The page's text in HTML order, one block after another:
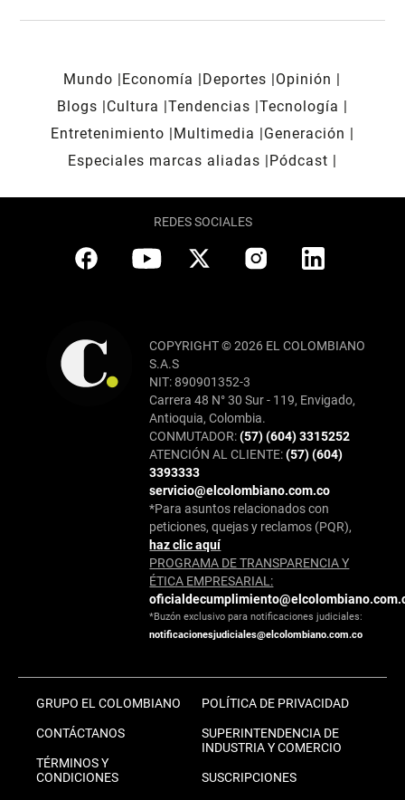
Mundo Economía Deportes
Opinión
Blogs
Cultura Tendencias Tecnología
Entretenimiento
Multimedia
Generación
Especiales marcas aliadas
Pódcast
REDES SOCIALES
COPYRIGHT © 2026 EL COLOMBIANO
S.A.S
NIT: 890901352-3
Carrera 48 N° 30 Sur - 119, Envigado,
Antioquia, Colombia.
CONMUTADOR:(57) (604) 3315252
ATENCIÓN AL CLIENTE:(57) (604)
3393333
servicio@elcolombiano.com.co
*Para asuntos relacionados con
peticiones, quejas y reclamos (PQR),
haz clic aquí
PROGRAMA DE TRANSPARENCIA Y
ÉTICA EMPRESARIAL:
*Buzón exclusivo para notificaciones judiciales:
notificacionesjudiciales@elcolombiano.com.co
GRUPO EL COLOMBIANO
CONTÁCTANOS
TÉRMINOS Y
CONDICIONES
POLÍTICA DE PRIVACIDAD
SUPERINTENDENCIA DE
INDUSTRIA Y COMERCIO
SUSCRIPCIONES